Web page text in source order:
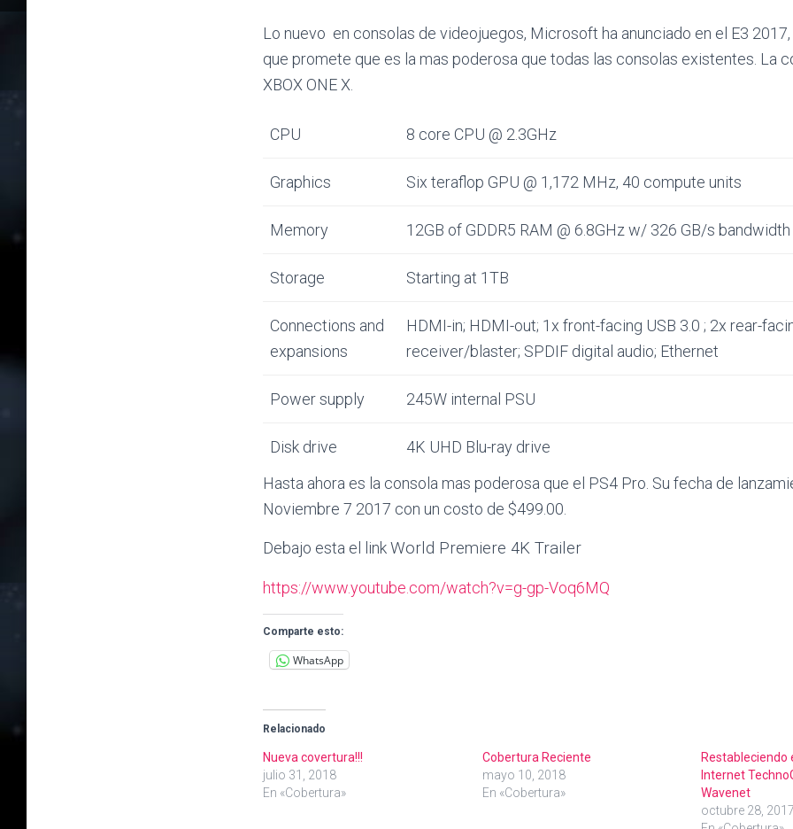
Lo nuevo en consolas de videojuegos, Microsoft ha anunciado en el E3
que promete que es la mas poderosa que todas las consolas existentes. La
XBOX ONE X.
CPU 8 core CPU @ 2.3GHz
Graphics Six teraflop GPU @ 1,172 MHz, 40 compute units
Memory 12GB of GDDR5 RAM @ 6.8GHz w/ 326 GB/s bandwidth
Storage Starting at 1TB
Connections and
expansions
HDMI-in; HDMI-out; 1x front-facing USB 3.0 ; 2x rear-
receiver/blaster; SPDIF digital audio; Ethernet
Power supply 245W internal PSU
Disk drive
4K UHD Blu-ray drive
Hasta ahora es la consola mas poderosa que el PS4 Pro. Su fecha de
Noviembre 7 2017 con un costo de $499.00.
Debajo esta el linkWorld Premiere 4K Trailer
https://www.youtube.com/watch?v=g-gp-Voq6MQ
Comparte esto:
WhatsApp
Relacionado
Nueva covertura!!!
julio 31, 2018
En «Cobertura»
Cobertura Reciente
mayo 10, 2018
En «Cobertura»
Restableciendo
Internet
Wavenet
octubre 28,